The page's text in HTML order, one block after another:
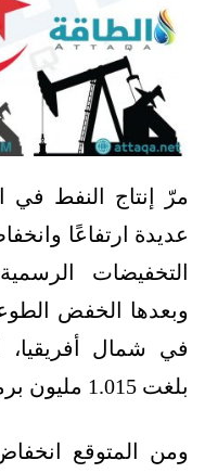
عديدة ارتفاعًا
التخفيضات
وبعدها الخفض
في شمال أفريقيا،
بلغت 1.015 مليون برميل يوميًا.
ومن المتوقع